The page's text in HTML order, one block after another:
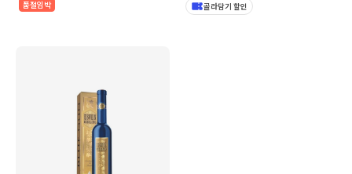
품절임박 골라담기 할인